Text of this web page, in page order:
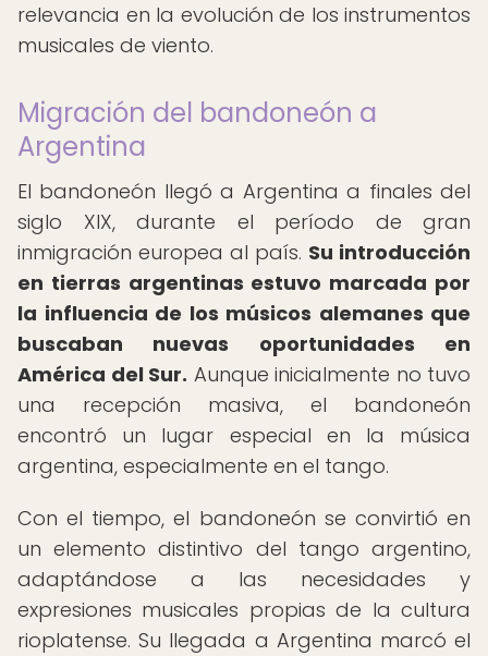
relevancia en la evolución de los instrumentos
musicales de viento.
Migración del bandoneón a
Argentina
El bandoneón llegó a Argentina a finales del
siglo XIX, durante el período de gran
inmigración europea al país. Su introducción
en tierras argentinas estuvo marcada por
la influencia de los músicos alemanes que
buscaban nuevas oportunidades en
América del Sur. Aunque inicialmente no tuvo
una recepción masiva, el bandoneón
encontró un lugar especial en la música
argentina, especialmente en el tango.
Con el tiempo, el bandoneón se convirtió en
un elemento distintivo del tango argentino,
adaptándose a las necesidades y
expresiones musicales propias de la cultura
rioplatense. Su llegada a Argentina marcó el